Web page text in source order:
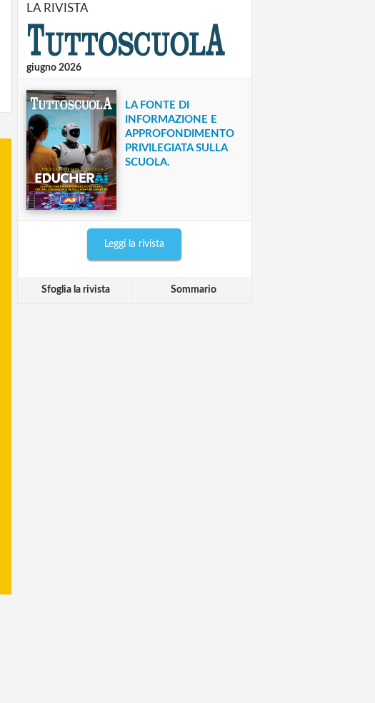
LA RIVISTA
giugno 2026
LA FONTE DI
INFORMAZIONE E
APPROFONDIMENTO
PRIVILEGIATA SULLA
SCUOLA.
Leggi la rivista
Sfoglia la rivista Sommario